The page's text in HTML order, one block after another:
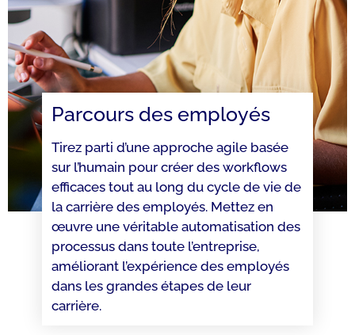
Parcours des employés
Tirez parti d’une approche agile basée
sur l’humain pour créer des workflows
efficaces tout au long du cycle de vie de
la carrière des employés. Mettez en
œuvre une véritable automatisation des
processus dans toute l’entreprise,
améliorant l’expérience des employés
dans les grandes étapes de leur
carrière.